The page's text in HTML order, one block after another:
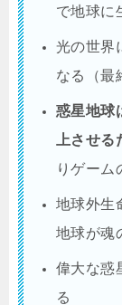
で地球に
光の世界
なる（最
惑星地球
上させ
りゲーム
地球外生
地球が魂
偉大な惑
る